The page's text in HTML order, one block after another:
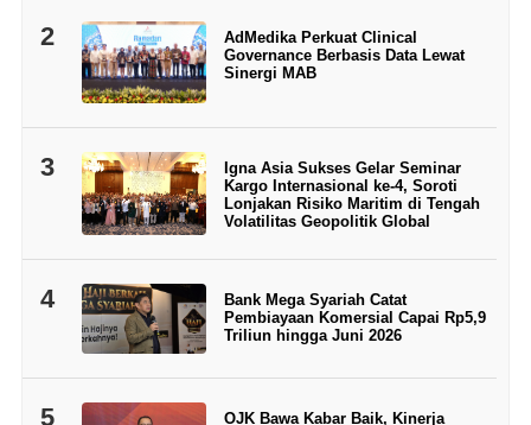
2
AdMedika Perkuat Clinical
Governance Berbasis Data Lewat
Sinergi MAB
3
Igna Asia Sukses Gelar Seminar
Kargo Internasional ke-4, Soroti
Lonjakan Risiko Maritim di Tengah
Volatilitas Geopolitik Global
4
Bank Mega Syariah Catat
Pembiayaan Komersial Capai Rp5,9
Triliun hingga Juni 2026
5 OJK Bawa Kabar Baik, Kinerja